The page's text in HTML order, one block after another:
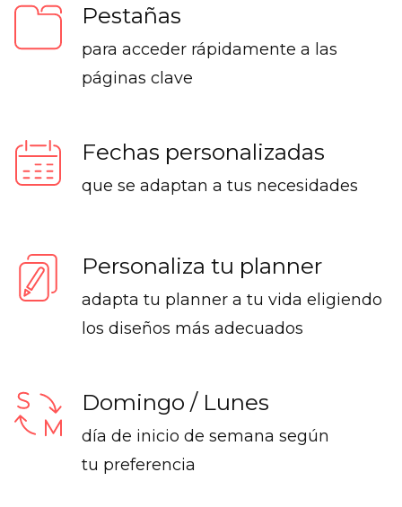
Pestañas
para acceder rápidamente a las
páginas clave
Fechas personalizadas
que se adaptan a tus necesidades
Personaliza tu planner
adapta tu planner a tu vida eligiendo
los diseños más adecuados
Domingo / Lunes
día de inicio de semana según
tu preferencia